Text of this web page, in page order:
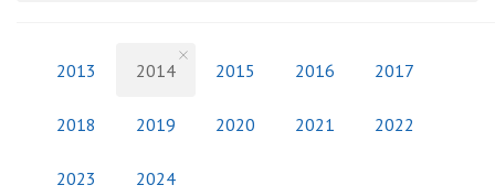
2013 2014 2015 2016 2017
2018 2019 2020 2021 2022
2023 2024